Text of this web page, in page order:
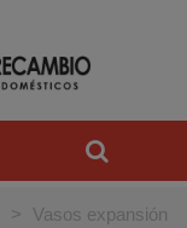
>
Vasos expansión